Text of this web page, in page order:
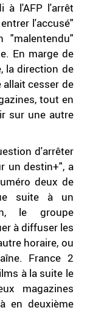
à l'AFP l'arrêt
l'accusé"
En marge de
la direction de
allait cesser de
tout en
sur une autre
d'arrêter
un destin+", a
deux de
suite à un
le groupe
à diffuser les
horaire, ou
France 2
à la suite le
magazines
en deuxième